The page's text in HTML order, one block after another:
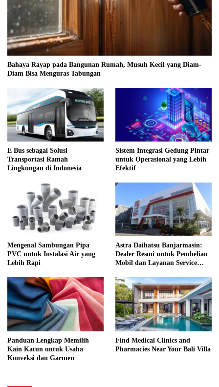
Bahaya Rayap pada Bangunan Rumah, Musuh Kecil yang Diam-
Diam Bisa Menguras Tabungan
E Bus sebagai Solusi
Transportasi Ramah
Lingkungan di Indonesia
Sistem Integrasi Gedung Pintar
untuk Operasional yang Lebih
Efektif
Mengenal Sambungan Pipa
PVC untuk Instalasi Air yang
Lebih Rapi
Astra Daihatsu Banjarmasin:
Dealer Resmi untuk Pembelian
Mobil dan Layanan Service
Panduan Lengkap Memilih
Kain Katun untuk Usaha
Konveksi dan Garmen
Find Medical Clinics and
Pharmacies Near Your Bali Villa